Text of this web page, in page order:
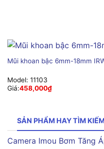
Mũi khoan bậc 6mm-18mm
Model: 11103
Giá:458,000₫
SẢN PHẨM HAY TÌM
Camera Imou Bơm Tăng